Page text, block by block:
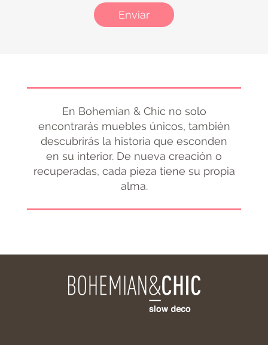
Enviar
En Bohemian & Chic no solo
encontrarás muebles únicos, también
descubrirás la historia que esconden
en su interior. De nueva creación o
recuperadas, cada pieza tiene su propia
alma.